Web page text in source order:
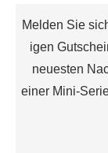
Melden Sie
igen
neuesten
einer Mini-